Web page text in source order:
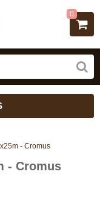
0
- Cromus
- Cromus